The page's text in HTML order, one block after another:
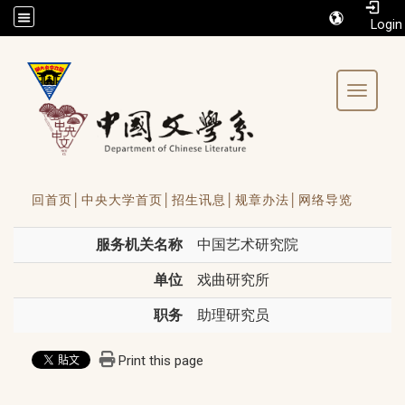
/accesskey"" title="Toolbar">:::
Toggle
回首页│ 中央大学首页│ 招生讯息│ 规章办法│ 网络导览
服务机关名称 中国艺术研究院
单位 戏曲研究所
职务 助理研究员
Print this page